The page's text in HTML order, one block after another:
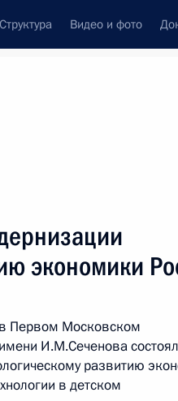
Структура Видео и фото
приняли совместное
Обамой
экономики
Первом Московском
И.М.Сеченова
развитию
в детском